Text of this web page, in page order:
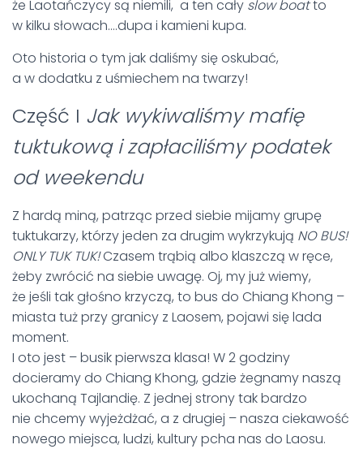
że Laotańczycy są niemili, a ten cały slow boatto
w kilku słowach….dupa i kamieni kupa.
Oto historia o tym jak daliśmy się oskubać,
a w dodatku z uśmiechem na twarzy!
Część I Jak wykiwaliśmy mafię
tuktukową i zapłaciliśmy podatek
od weekendu
Z hardą miną, patrząc przed siebie mijamy grupę
tuktukarzy, którzy jeden za drugim wykrzykują NO BUS!
ONLY TUK TUK!Czasem trąbią albo klaszczą w ręce,
żeby zwrócić na siebie uwagę. Oj, my już wiemy,
że jeśli tak głośno krzyczą, to bus do Chiang Khong –
miasta tuż przy granicy z Laosem, pojawi się lada
moment.
I oto jest – busik pierwsza klasa! W 2 godziny
docieramy do Chiang Khong, gdzie żegnamy naszą
ukochaną Tajlandię. Z jednej strony tak bardzo
nie chcemy wyjeżdżać, a z drugiej – nasza ciekawość
nowego miejsca, ludzi, kultury pcha nas do Laosu.